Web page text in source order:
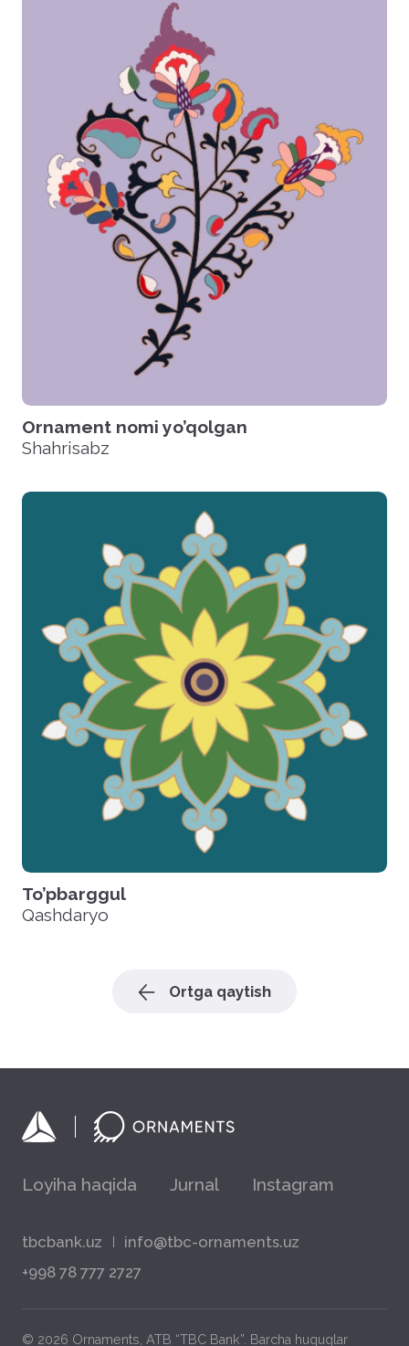
Ornament nomi yo’qolgan
Shahrisabz
To’pbarggul
Qashdaryo
Ortga qaytish
Loyiha haqida Jurnal Instagram
© 2026 Ornaments, ATB “TBC Bank”. Barcha huquqlar
tbcbank.uz
info@tbc-ornaments.uz
+998 78 777 2727